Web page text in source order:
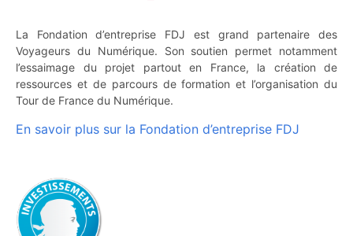
La Fondation d’entreprise FDJ est grand partenaire des
Voyageurs du Numérique. Son soutien permet notamment
l’essaimage du projet partout en France, la création de
ressources et de parcours de formation et l’organisation du
Tour de France du Numérique.
En savoir plus sur la Fondation d’entreprise FDJ